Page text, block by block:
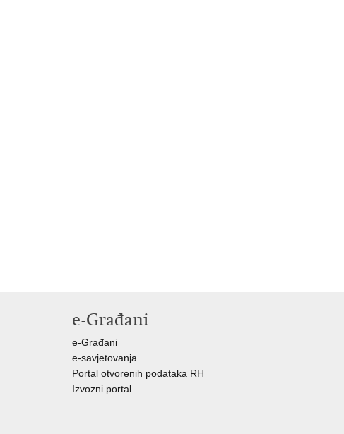
e-Građani
e-Građani
e-savjetovanja
Portal otvorenih podataka RH
Izvozni portal